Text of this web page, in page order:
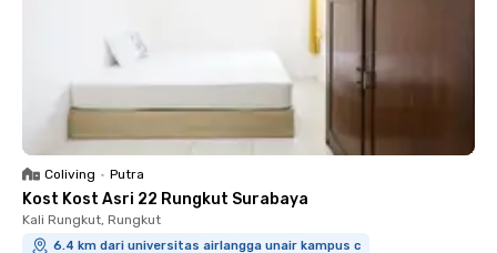
Coliving • Putra
Kost Kost Asri 22 Rungkut Surabaya
Kali Rungkut, Rungkut
6.4 km dari universitas airlangga unair kampus c